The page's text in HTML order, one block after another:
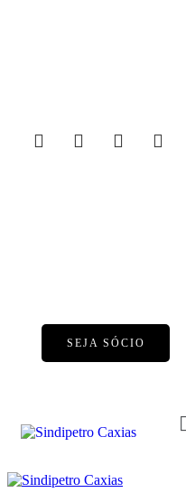
SEJA SÓCIO